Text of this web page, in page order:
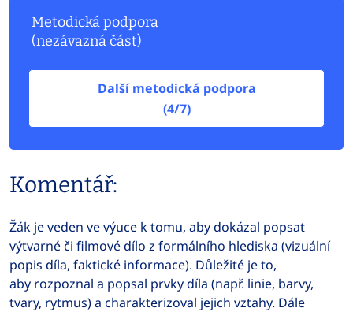
Metodická podpora
(nezávazná část)
Další metodická podpora
(4/7)
Komentář:
Žák je veden ve výuce k tomu, aby dokázal popsat
výtvarné či filmové dílo z formálního hlediska (vizuální
popis díla, faktické informace). Důležité je to,
aby rozpoznal a popsal prvky díla (např. linie, barvy,
tvary, rytmus) a charakterizoval jejich vztahy. Dále